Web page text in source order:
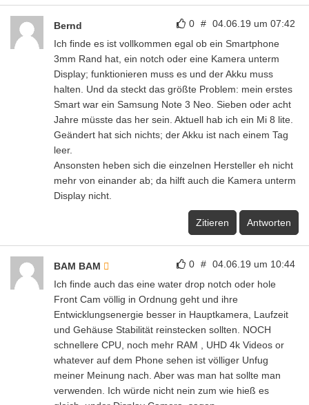
0 # 04.06.19 um 07:42
Bernd
Ich finde es ist vollkommen egal ob ein Smartphone
3mm Rand hat, ein notch oder eine Kamera unterm
Display; funktionieren muss es und der Akku muss
halten. Und da steckt das größte Problem: mein erstes
Smart war ein Samsung Note 3 Neo. Sieben oder acht
Jahre müsste das her sein. Aktuell hab ich ein Mi 8 lite.
Geändert hat sich nichts; der Akku ist nach einem Tag
leer.
Ansonsten heben sich die einzelnen Hersteller eh nicht
mehr von einander ab; da hilft auch die Kamera unterm
Display nicht.
Zitieren Antworten
0 # 04.06.19 um 10:44
BAM BAM
Ich finde auch das eine water drop notch oder hole
Front Cam völlig in Ordnung geht und ihre
Entwicklungsenergie besser in Hauptkamera, Laufzeit
und Gehäuse Stabilität reinstecken sollten. NOCH
schnellere CPU, noch mehr RAM , UHD 4k Videos or
whatever auf dem Phone sehen ist völliger Unfug
meiner Meinung nach. Aber was man hat sollte man
verwenden. Ich würde nicht nein zum wie hieß es